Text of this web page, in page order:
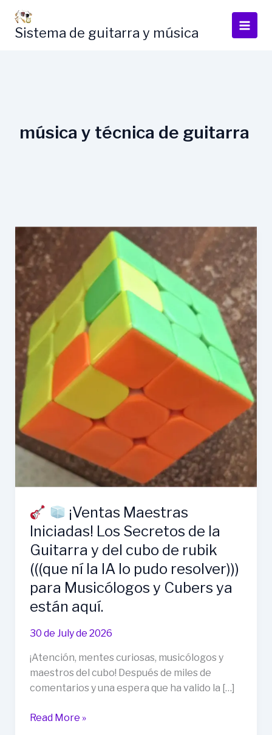
content
Sistema de guitarra y música
música y técnica de guitarra
¡Ventas Maestras
Iniciadas! Los Secretos de la
Guitarra y del cubo de rubik
(((que ní la IA lo pudo resolver)))
para Musicólogos y Cubers ya
están aquí.
30 de July de 2026
¡Atención, mentes curiosas, musicólogos y
maestros del cubo! Después de miles de
comentarios y una espera que ha valido la […]
Read More »